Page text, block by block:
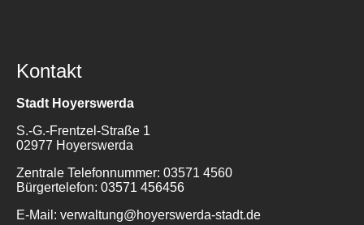
Kontakt
Stadt Hoyerswerda
S.-G.-Frentzel-Straße 1
02977 Hoyerswerda
Zentrale Telefonnummer: 03571 4560
Bürgertelefon: 03571 456456
E-Mail: verwaltung@hoyerswerda-stadt.de